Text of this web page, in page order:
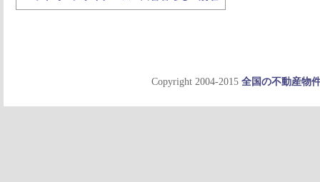
Copyright 2004-2015 全国の不動産物